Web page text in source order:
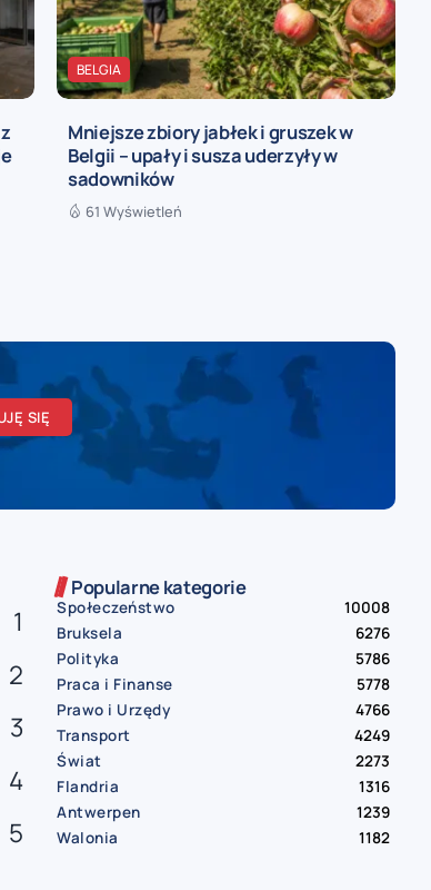
BELGIA
Mniejsze zbiory jabłek i gruszek w
Belgii – upały i susza uderzyły w
sadowników
61 Wyświetleń
SIĘ
Popularne kategorie
Społeczeństwo
10008
Bruksela
6276
Polityka
5786
Praca i Finanse
5778
Prawo i Urzędy
4766
Transport
4249
Świat
2273
Flandria
1316
Antwerpen
1239
Walonia
1182